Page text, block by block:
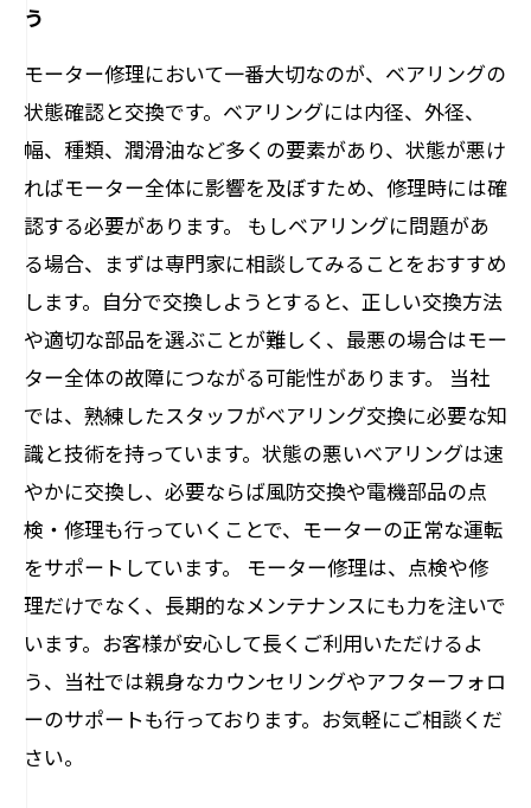
う
モーター修理において一番大切なのが、ベアリングの
状態確認と交換です。ベアリングには内径、外径、
幅、種類、潤滑油など多くの要素があり、状態が悪け
ればモーター全体に影響を及ぼすため、修理時には確
認する必要があります。 もしベアリングに問題があ
る場合、まずは専門家に相談してみることをおすすめ
します。自分で交換しようとすると、正しい交換方法
や適切な部品を選ぶことが難しく、最悪の場合はモー
ター全体の故障につながる可能性があります。 当社
では、熟練したスタッフがベアリング交換に必要な知
識と技術を持っています。状態の悪いベアリングは速
やかに交換し、必要ならば風防交換や電機部品の点
検・修理も行っていくことで、モーターの正常な運転
をサポートしています。 モーター修理は、点検や修
理だけでなく、長期的なメンテナンスにも力を注いで
います。お客様が安心して長くご利用いただけるよ
う、当社では親身なカウンセリングやアフターフォロ
ーのサポートも行っております。お気軽にご相談くだ
さい。